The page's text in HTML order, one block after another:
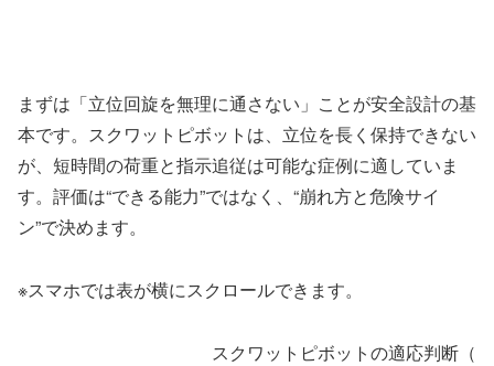
まずは「立位回旋を無理に通さない」ことが安全設計の基
本です。スクワットピボットは、立位を長く保持できない
が、短時間の荷重と指示追従は可能な症例に適していま
す。評価は“できる能力”ではなく、“崩れ方と危険サイ
ン”で決めます。
※スマホでは表が横にスクロールできます。
スクワットピボットの適応判断（